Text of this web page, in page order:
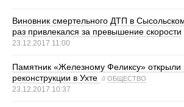
Виновник смертельного ДТП в
раз привлекался за превышение скорости
23.12.2017 11:00
Памятник «Железному Феликсу» открыли
реконструкции в Ухте // ОБЩЕСТВО
23.12.2017 10:37